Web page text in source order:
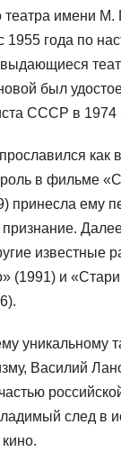
театра имени М.
1955 года по
был
СССР в 1974
как
роль в фильме
принесла ему
признание.
известные
(1991) и
уникальному
Василий
след в